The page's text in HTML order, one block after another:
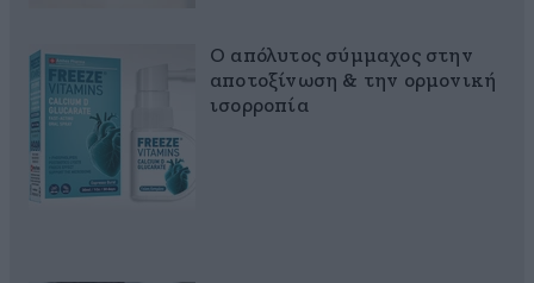
Ο απόλυτος σύμμαχος στην
αποτοξίνωση & την ορμονική
ισορροπία